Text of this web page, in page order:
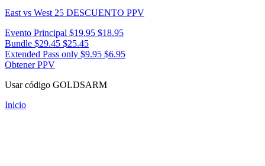
East vs West 25 DESCUENTO PPV
Evento Principal $19.95 $18.95
Bundle $29.45 $25.45
Extended Pass only $9.95 $6.95
Obtener PPV
Usar código GOLDSARM
Inicio